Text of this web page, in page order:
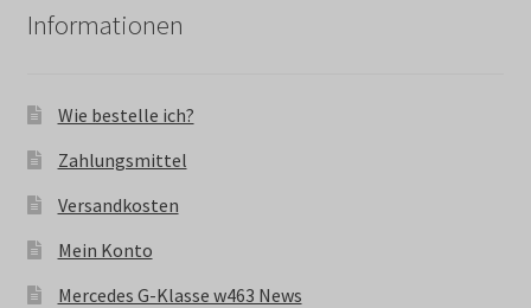
Informationen
Wie bestelle ich?
Zahlungsmittel
Versandkosten
Mein Konto
Mercedes G-Klasse w463 News